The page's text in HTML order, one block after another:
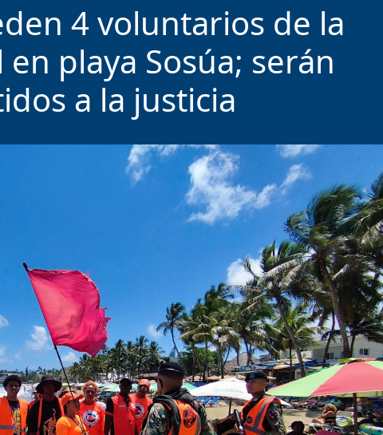
4 voluntarios de la
en playa Sosúa; serán
a la justicia